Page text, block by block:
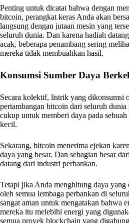
Penting untuk dicatat bahwa dengan
bitcoin, perangkat keras Anda akan
langsung dengan jutaan mesin yang
seluruh dunia. Dan karena hadiah
acak, beberapa penambang sering
mereka tidak membuahkan hasil.
Konsumsi Sumber Daya
Secara kolektif, listrik yang dikonsumsi
pertambangan bitcoin dari seluruh dunia
cukup untuk memberi daya pada sebuah
kecil.
Sekarang, bitcoin menerima ejekan
daya yang besar. Dan sebagian besar
datang dari industri perbankan.
Tetapi jika Anda menghitung daya yang
oleh semua lembaga perbankan di
sangat aman untuk mengatakan bahwa
mereka itu melebihi energi yang
semua proyek blockchain yang